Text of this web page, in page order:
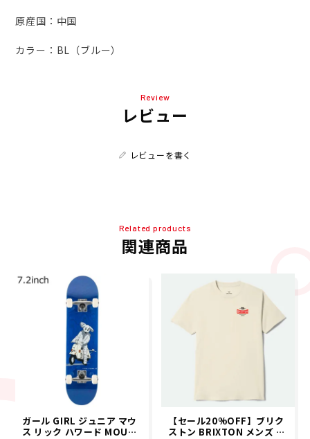
原産国：中国
カラー：BL（ブルー）
Review
レビュー
レビューを書く
Related products
関連商品
ガール GIRL ジュニア マウ
ス リック ハワード MOUSE
【セール20%OFF】ブリク
ストン BRIXTON メンズ 半